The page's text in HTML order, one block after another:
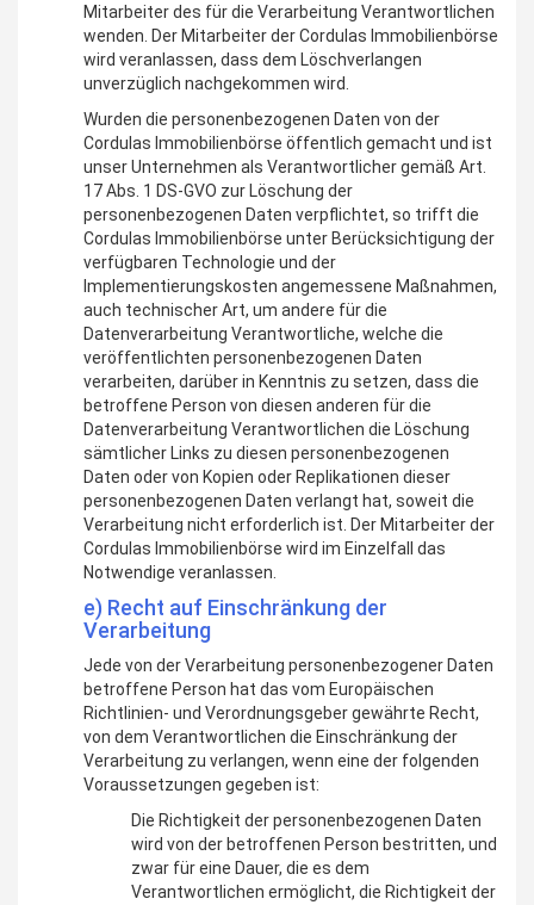
Mitarbeiter des für die Verarbeitung Verantwortlichen
wenden. Der Mitarbeiter der Cordulas Immobilienbörse
wird veranlassen, dass dem Löschverlangen
unverzüglich nachgekommen wird.
Wurden die personenbezogenen Daten von der
Cordulas Immobilienbörse öffentlich gemacht und ist
unser Unternehmen als Verantwortlicher gemäß Art.
17 Abs. 1 DS-GVO zur Löschung der
personenbezogenen Daten verpflichtet, so trifft die
Cordulas Immobilienbörse unter Berücksichtigung der
verfügbaren Technologie und der
Implementierungskosten angemessene Maßnahmen,
auch technischer Art, um andere für die
Datenverarbeitung Verantwortliche, welche die
veröffentlichten personenbezogenen Daten
verarbeiten, darüber in Kenntnis zu setzen, dass die
betroffene Person von diesen anderen für die
Datenverarbeitung Verantwortlichen die Löschung
sämtlicher Links zu diesen personenbezogenen
Daten oder von Kopien oder Replikationen dieser
personenbezogenen Daten verlangt hat, soweit die
Verarbeitung nicht erforderlich ist. Der Mitarbeiter der
Cordulas Immobilienbörse wird im Einzelfall das
Notwendige veranlassen.
e) Recht auf Einschränkung der
Verarbeitung
Jede von der Verarbeitung personenbezogener Daten
betroffene Person hat das vom Europäischen
Richtlinien- und Verordnungsgeber gewährte Recht,
von dem Verantwortlichen die Einschränkung der
Verarbeitung zu verlangen, wenn eine der folgenden
Voraussetzungen gegeben ist:
Die Richtigkeit der personenbezogenen Daten
wird von der betroffenen Person bestritten, und
zwar für eine Dauer, die es dem
Verantwortlichen ermöglicht, die Richtigkeit der